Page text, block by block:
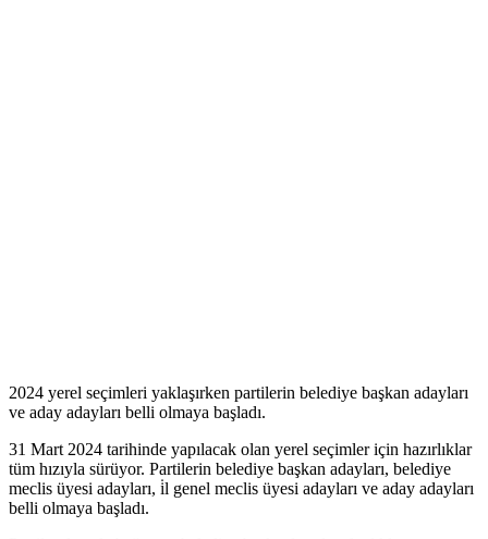
2024 yerel seçimleri yaklaşırken partilerin belediye başkan adayları
ve aday adayları belli olmaya başladı.
31 Mart 2024 tarihinde yapılacak olan yerel seçimler için hazırlıklar
tüm hızıyla sürüyor. Partilerin belediye başkan adayları, belediye
meclis üyesi adayları, i̇l genel meclis üyesi adayları ve aday adayları
belli olmaya başladı.